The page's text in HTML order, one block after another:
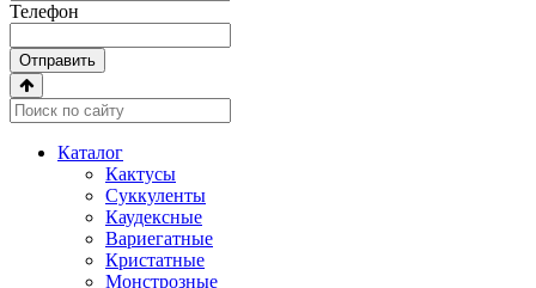
Телефон
Отправить
Каталог
Кактусы
Суккуленты
Каудексные
Вариегатные
Кристатные
Монстрозные